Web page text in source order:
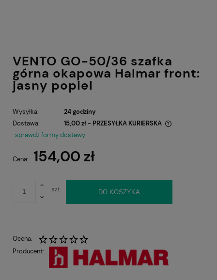
VENTO GO-50/36 szafka
górna okapowa Halmar front:
jasny popiel
Wysyłka:
24 godziny
Dostawa:
15,00 zł - PRZESYŁKA KURIERSKA
Cena nie zawiera ewentualnych kosztów płatności
sprawdź formy dostawy
Cena: 154,00 zł
szt. DO KOSZYKA
Ocena:
Producent: